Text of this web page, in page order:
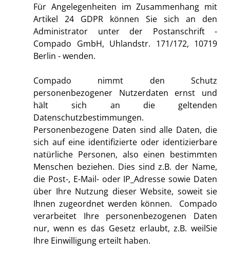
Für Angelegenheiten im Zusammenhang mit
Artikel 24 GDPR können Sie sich an den
Administrator unter der Postanschrift -
Compado GmbH, Uhlandstr. 171/172, 10719
Berlin - wenden.
Compado nimmt den Schutz
personenbezogener Nutzerdaten ernst und
hält sich an die geltenden
Datenschutzbestimmungen.
Personenbezogene Daten sind alle Daten, die
sich auf eine identifizierte oder identizierbare
natürliche Personen, also einen bestimmten
Menschen beziehen. Dies sind z.B. der Name,
die Post-, E-Mail- oder IP_Adresse sowie Daten
über Ihre Nutzung dieser Website, soweit sie
Ihnen zugeordnet werden können. Compado
verarbeitet Ihre personenbezogenen Daten
nur, wenn es das Gesetz erlaubt, z.B. weilSie
Ihre Einwilligung erteilt haben.